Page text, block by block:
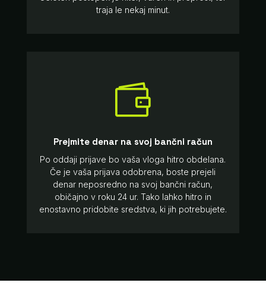
traja le nekaj minut.

Prejmite denar na svoj bančni račun
Po oddaji prijave bo vaša vloga hitro obdelana.
Če je vaša prijava odobrena, boste prejeli
denar neposredno na svoj bančni račun,
običajno v roku 24 ur. Tako lahko hitro in
enostavno pridobite sredstva, ki jih potrebujete.